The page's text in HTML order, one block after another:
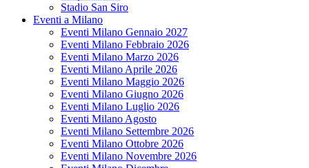
Stadio San Siro
Eventi a Milano
Eventi Milano Gennaio 2027
Eventi Milano Febbraio 2026
Eventi Milano Marzo 2026
Eventi Milano Aprile 2026
Eventi Milano Maggio 2026
Eventi Milano Giugno 2026
Eventi Milano Luglio 2026
Eventi Milano Agosto
Eventi Milano Settembre 2026
Eventi Milano Ottobre 2026
Eventi Milano Novembre 2026